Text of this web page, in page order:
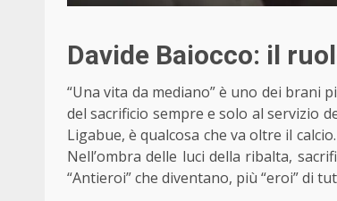
Davide Baiocco: il
“Una vita da mediano” è uno dei brani
del sacrificio sempre e solo al servizio
Ligabue, è qualcosa che va oltre il calcio
Nell’ombra delle luci della ribalta,
“Antieroi” che diventano, più “eroi” di